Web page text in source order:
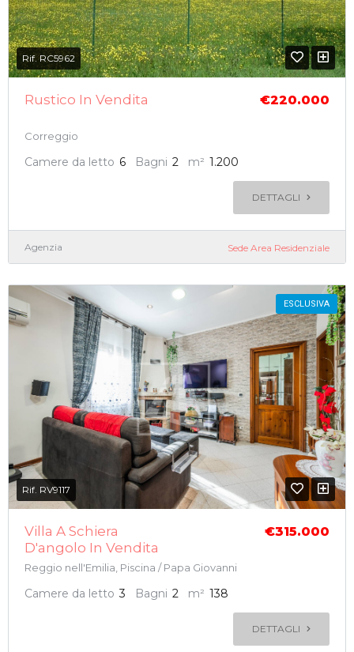
Rif. RC5962
Rustico In Vendita
Correggio
€220.000
Camere da letto 6 Bagni 2 m² 1.200
DETTAGLI
Agenzia Sede Area Residenziale
ESCLUSIVA
Rif. RV9117
Villa A Schiera
D'angolo In Vendita
Reggio nell'Emilia, Piscina / Papa Giovanni
€315.000
Camere da letto 3 Bagni 2 m² 138
DETTAGLI